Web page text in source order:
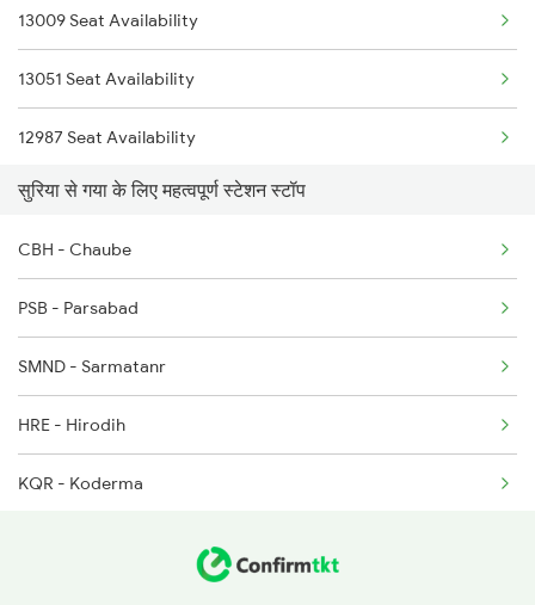
3330 Pnbe Dhn Festspl
13009 Seat Availability
13051 Seat Availability
12987 Seat Availability
12321 Seat Availability
13305 Seat Availability
20887 Seat Availability
18626 Seat Availability
12801 Seat Availability
13151 Seat Availability
सुरिया से गया के लिए महत्वपूर्ण स्टेशन स्टॉप
CBH - Chaube
PSB - Parsabad
SMND - Sarmatanr
HRE - Hirodih
KQR - Koderma